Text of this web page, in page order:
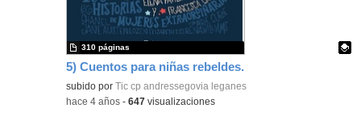
5) Cuentos para niñas rebeldes.
Contenido educativo.
subido porTic cp andressegovia leganes
310 páginas
-hace 4 años -647 visualizaciones